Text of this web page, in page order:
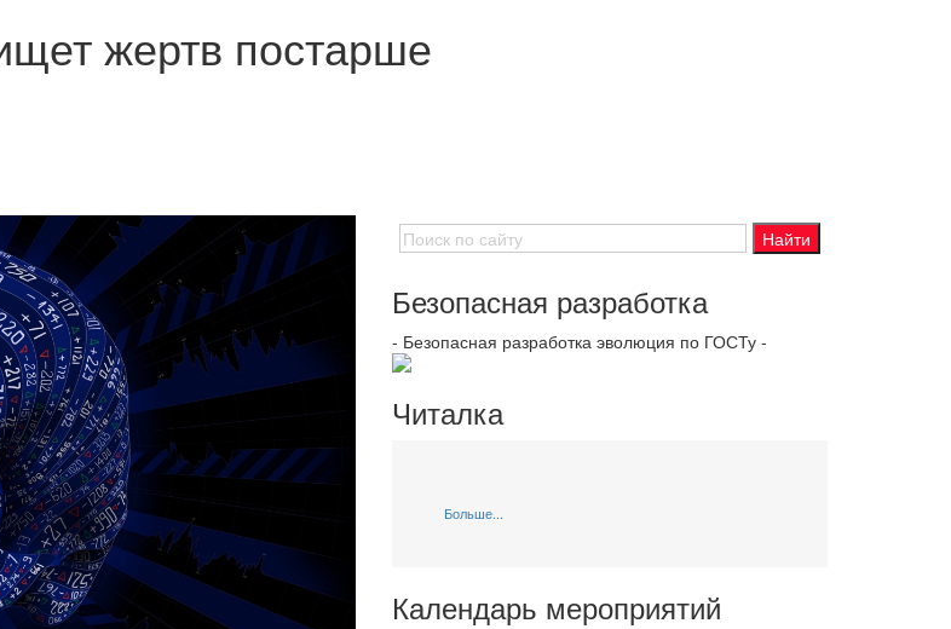
жертв постарше
Безопасная разработка
- Безопасная разработка эволюция по ГОСТу -
Читалка
Больше...
Календарь мероприятий